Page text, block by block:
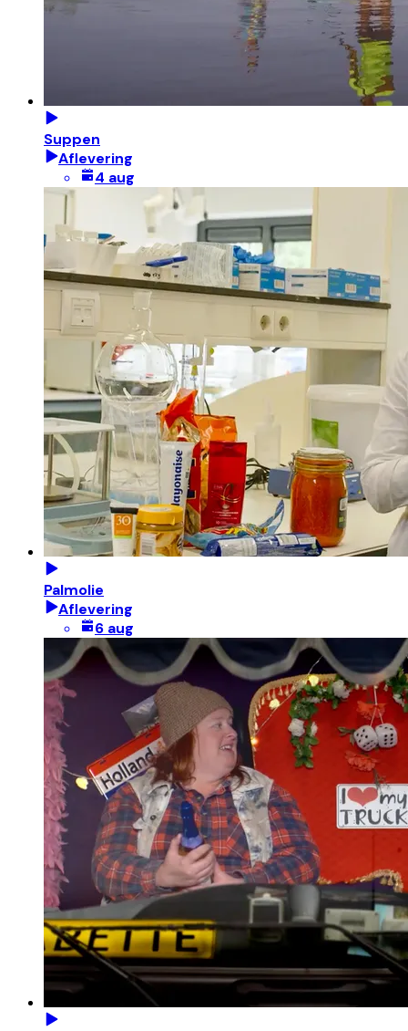
Suppen
Aflevering
4 aug
Palmolie
Aflevering
6 aug